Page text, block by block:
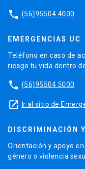
phone (56)95504 4000
EMERGENCIAS UC
Teléfono en caso de
riesgo tu vida dentro
phone (56)95504 5000
launch Ir al sitio de
DISCRIMINACIÓN
Orientación y apoyo
género o violencia